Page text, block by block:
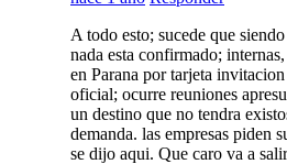
A todo esto; sucede que
nada esta confirmado;
en Parana por tarjeta
oficial; ocurre reuniones
un destino que no tendra
demanda. las empresas piden
se dijo aqui. Que caro va a